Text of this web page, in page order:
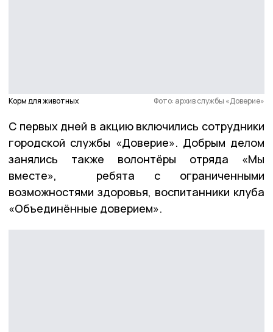
Корм для животных Фото: архив службы «Доверие»
С первых дней в акцию включились сотрудники
городской службы «Доверие». Добрым делом
занялись также волонтёры отряда «Мы
вместе», ребята с ограниченными
возможностями здоровья, воспитанники клуба
«Объединённые доверием».